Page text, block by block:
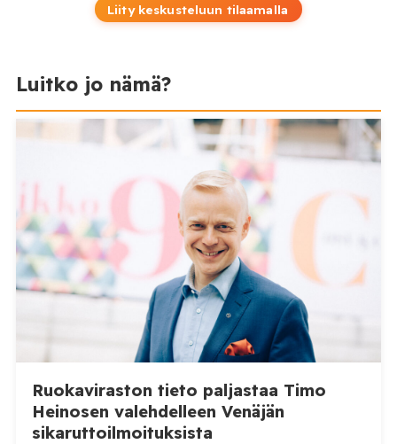
Liity keskusteluun tilaamalla
Luitko jo nämä?
Ruokaviraston tieto paljastaa Timo
Heinosen valehdelleen Venäjän
sikaruttoilmoituksista